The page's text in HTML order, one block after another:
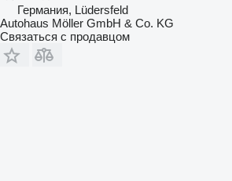
Германия, Lüdersfeld
Autohaus Möller GmbH & Co. KG
Связаться с продавцом